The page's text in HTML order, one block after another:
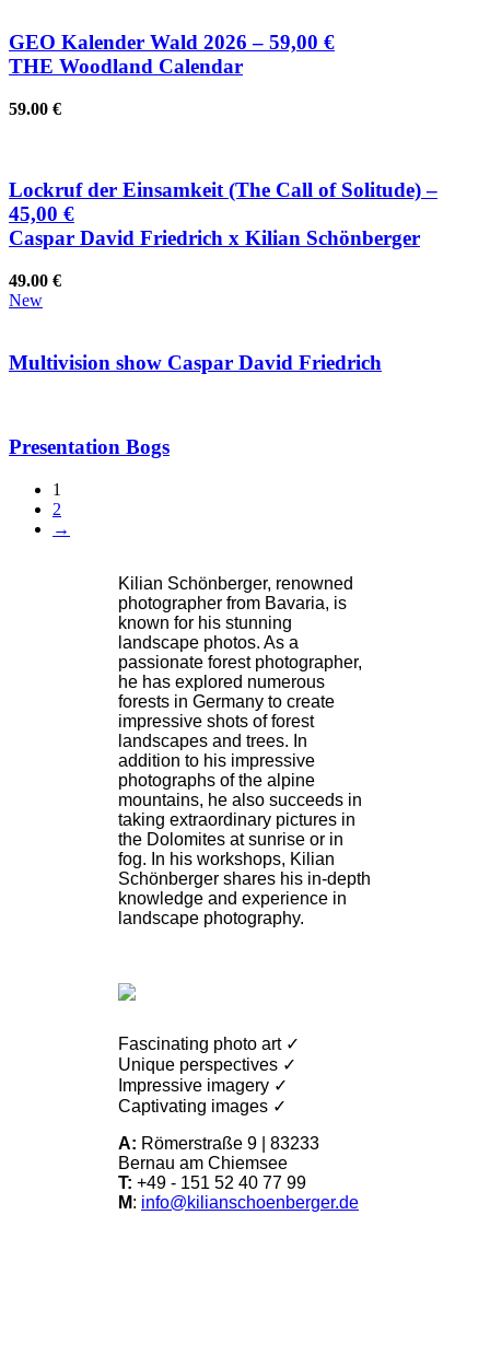
GEO Kalender Wald 2026 – 59,00 €
THE Woodland Calendar
59.00 €
Lockruf der Einsamkeit (The Call of Solitude)–
45,00 €
Caspar David Friedrich x Kilian Schönberger
49.00 €
New
Multivision show Caspar David Friedrich
Presentation Bogs
1
2
→
Kilian Schönberger, renowned
photographer from Bavaria, is
known for his stunning
landscape photos. As a
passionate forest photographer,
he has explored numerous
forests in Germany to create
impressive shots of forest
landscapes and trees. In
addition to his impressive
photographs of the alpine
mountains, he also succeeds in
taking extraordinary pictures in
the Dolomites at sunrise or in
fog. In his workshops, Kilian
Schönberger shares his in-depth
knowledge and experience in
landscape photography.
Fascinating photo art ✓
Unique perspectives ✓
Impressive imagery ✓
Captivating images ✓
A: Römerstraße 9 | 83233
Bernau am Chiemsee
T: +49 - 151 52 40 77 99
M: info@kilianschoenberger.de